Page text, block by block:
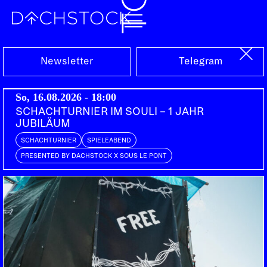
Sa, 20.06.2026
PARTY
DARKSIDE
Newsletter Telegram
So, 16.08.2026 - 18:00
SCHACHTURNIER IM SOULI – 1 JAHR
JUBILÄUM
SCHACHTURNIER SPIELEABEND
PRESENTED BY DACHSTOCK X SOUS LE PONT